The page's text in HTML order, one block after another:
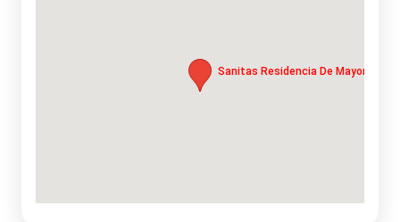
Sanitas Residencia De Mayores